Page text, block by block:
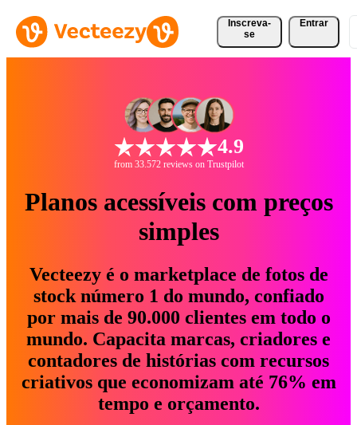
Inscreva-
se
Entrar
4.9
from 33.572 reviews on Trustpilot
Planos acessíveis com preços
simples
Vecteezy é o marketplace de fotos de
stock número 1 do mundo, confiado
por mais de 90.000 clientes em todo o
mundo. Capacita marcas, criadores e
contadores de histórias com recursos
criativos que economizam até 76% em
tempo e orçamento.